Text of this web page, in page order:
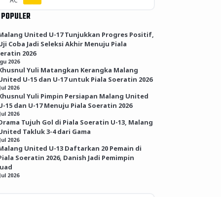
United U-17 Tunjukkan Progres Positif,
Coba Jadi Seleksi Akhir Menuju Piala
2026
2026
Yuli Matangkan Kerangka Malang
U-15 dan U-17 untuk Piala Soeratin 2026
2026
Yuli Pimpin Persiapan Malang United
15 dan U-17 Menuju Piala Soeratin 2026
2026
Tujuh Gol di Piala Soeratin U-13, Malang
Takluk 3-4 dari Gama
2026
United U-13 Daftarkan 20 Pemain di
Soeratin 2026, Danish Jadi Pemimpin
2026